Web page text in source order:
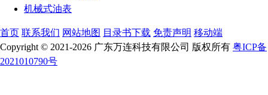
机械式油表
首页 联系我们 网站地图 目录书下载 免责声明 移动端
Copyright © 2021-2026 广东万连科技有限公司 版权所有 粤ICP备
2021010790号